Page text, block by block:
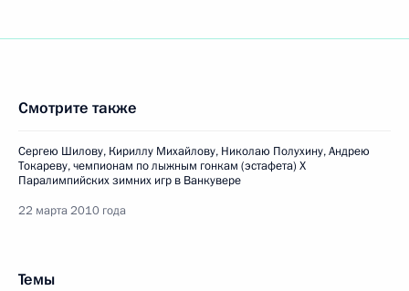
Смотрите также
Сергею Шилову, Кириллу Михайлову, Николаю Полухину, Андрею
Токареву, чемпионам по лыжным гонкам (эстафета) X
Паралимпийских зимних игр в Ванкувере
22 марта 2010 года
Темы